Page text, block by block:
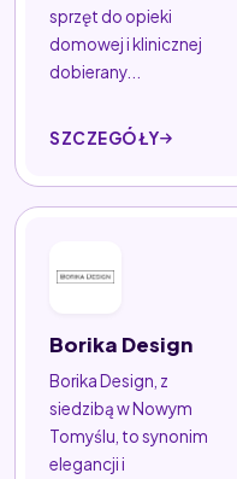
sprzęt do opieki
domowej i klinicznej
dobierany...
SZCZEGÓŁY
Borika Design
Borika Design, z
siedzibą w Nowym
Tomyślu, to synonim
elegancji i